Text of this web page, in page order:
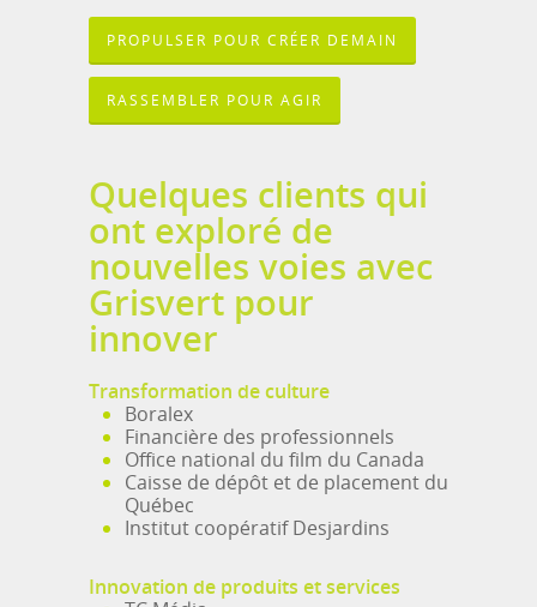
PROPULSER POUR CRÉER DEMAIN
RASSEMBLER POUR AGIR
Quelques clients qui
ont exploré de
nouvelles voies avec
Grisvert pour
innover
Transformation de culture
Boralex
Financière des professionnels
Office national du film du Canada
Caisse de dépôt et de placement du
Québec
Institut coopératif Desjardins
Innovation de produits et services